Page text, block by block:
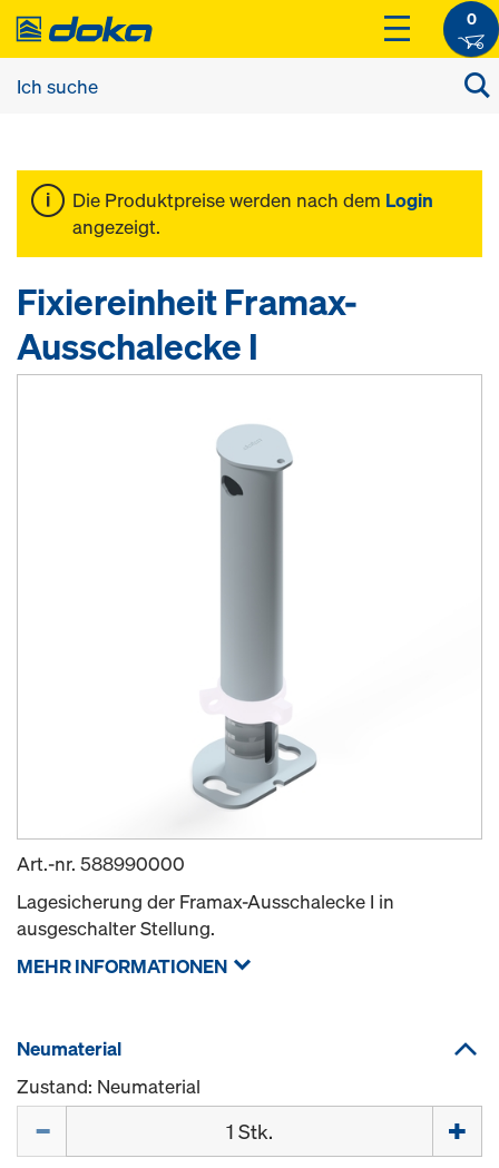
0
Die Produktpreise werden nach dem Login
angezeigt.
Fixiereinheit Framax-
Ausschalecke I
Art.-nr. 588990000
Lagesicherung der Framax-Ausschalecke I in
ausgeschalter Stellung.
MEHR INFORMATIONEN
Neumaterial
Zustand: Neumaterial